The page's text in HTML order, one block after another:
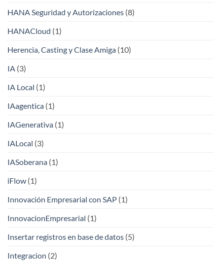
HANA Seguridad y Autorizaciones (8)
HANACloud (1)
Herencia, Casting y Clase Amiga (10)
IA (3)
IA Local (1)
IAagentica (1)
IAGenerativa (1)
IALocal (3)
IASoberana (1)
iFlow (1)
Innovación Empresarial con SAP (1)
InnovacionEmpresarial (1)
Insertar registros en base de datos (5)
Integracion (2)